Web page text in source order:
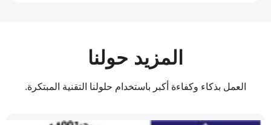
المزيد حولنا
العمل بذكاء وكفاءة أكبر باستخدام حلولنا التقنية المبتكرة.